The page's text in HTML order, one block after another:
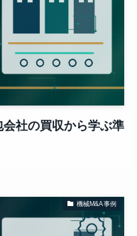
社の買収から学ぶ準
機械M&A事例